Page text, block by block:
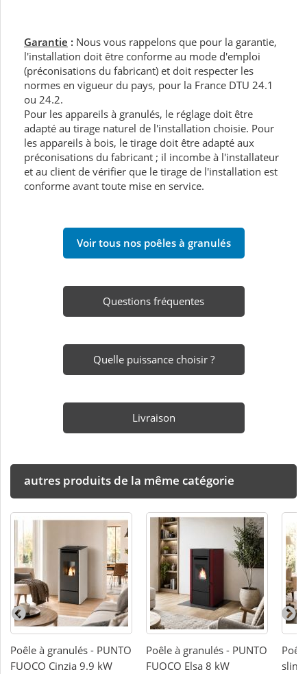
Garantie : Nous vous rappelons que pour la garantie,
l'installation doit être conforme au mode d'emploi
(préconisations du fabricant) et doit respecter les
normes en vigueur du pays, pour la France DTU 24.1
ou 24.2.
Pour les appareils à granulés, le réglage doit être
adapté au tirage naturel de l'installation choisie. Pour
les appareils à bois, le tirage doit être adapté aux
préconisations du fabricant ; il incombe à l'installateur
et au client de vérifier que le tirage de l'installation est
conforme avant toute mise en service.
Voir tous nos poêles à granulés
Questions fréquentes
Quelle puissance choisir ?
Livraison
autres produits de la même catégorie
Poêle à granulés - PUNTO
FUOCO Cinzia 9.9 kW
Poêle à granulés - PUNTO
FUOCO Elsa 8 kW
slim